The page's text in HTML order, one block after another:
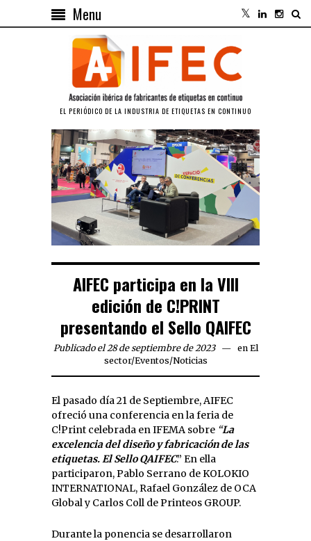
Menu
EL PERIÓDICO DE LA INDUSTRIA DE ETIQUETAS EN CONTINUO
AIFEC participa en la VIII
edición de C!PRINT
presentando el Sello QAIFEC
Publicado el 28 de septiembre de 2023 en El
sector/Eventos/Noticias
El pasado día 21 de Septiembre, AIFEC
ofreció una conferencia en la feria de
C!Print celebrada en IFEMA sobre “La
excelencia del diseño y fabricación de las
etiquetas. El Sello QAIFEC.” En ella
participaron, Pablo Serrano de KOLOKIO
INTERNATIONAL, Rafael González de OCA
Global y Carlos Coll de Printeos GROUP.
Durante la ponencia se desarrollaron